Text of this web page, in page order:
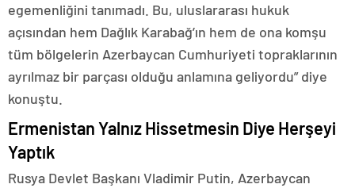
egemenliğini tanımadı. Bu, uluslararası hukuk
açısından hem Dağlık Karabağ’ın hem de ona komşu
tüm bölgelerin Azerbaycan Cumhuriyeti topraklarının
ayrılmaz bir parçası olduğu anlamına geliyordu” diye
konuştu.
Ermenistan Yalnız Hissetmesin Diye Herşeyi
Yaptık
Rusya Devlet Başkanı Vladimir Putin, Azerbaycan